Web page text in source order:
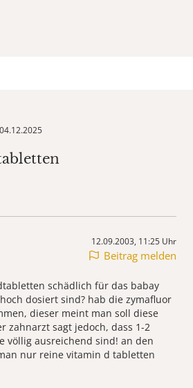
12.09.2003, 11:25 Uhr
Beitrag melden
schädlich für das babay
dosiert sind? hab die zymafluor
dieser meint man soll diese
zahnarzt sagt jedoch, dass 1-2
völlig ausreichend sind! an den
nur reine vitamin d tabletten